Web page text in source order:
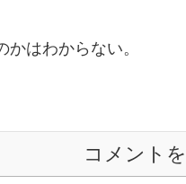
かはわからない。
コメント